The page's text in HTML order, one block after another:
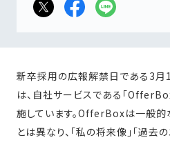
新卒採用の広報解禁日である3月
は、自社サービスである「
施しています。OfferBoxは一般的
とは異なり、「私の将来像」「過去